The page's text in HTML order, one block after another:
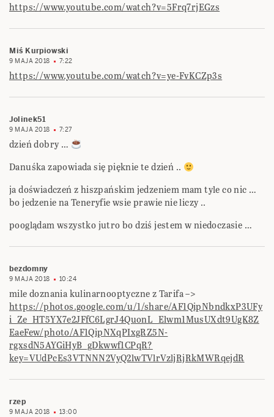
https://www.youtube.com/watch?v=5Frq7rjEGzs
Miś Kurpiowski
9 MAJA 2018 7:22
https://www.youtube.com/watch?v=ye-FvKCZp3s
Jolinek51
9 MAJA 2018 7:27
dzień dobry …
Danuśka zapowiada się pięknie te dzień ..
ja doświadczeń z hiszpańskim jedzeniem mam tyle co nic …
bo jedzenie na Teneryfie wsie prawie nie liczy ..
pooglądam wszystko jutro bo dziś jestem w niedoczasie …
bezdomny
9 MAJA 2018 10:24
mile doznania kulinarnooptyczne z Tarifa –>
https://photos.google.com/u/1/share/AF1QipNbndkxP3UFy
i_Ze_HT5YX7e2JFfC6LgrJ4QuonL_Elwm1MusUXdt9UgK8Z
EaeFew/photo/AF1QipNXqPIxgRZ5N-
rgxsdN5AYGiHyB_gDkwwf1CPqR?
key=VUdPcEs3VTNNN2VyQ2lwTVlrVzljRjRkMWRqejdR
rzep
9 MAJA 2018 13:00